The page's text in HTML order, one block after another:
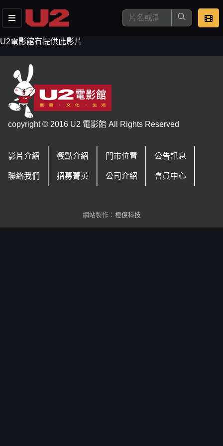
去敲定看片時間
U2電影館有提供此影片
copyright © 2016 U2 電影館 All Rights Reserved
影片介紹 餐點介紹 門市位置 公告訊息
聯絡我們 招募菁英 公司介紹 會員中心
網站製作： 橙億科技